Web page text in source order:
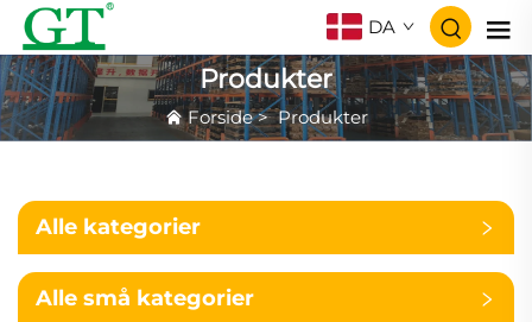
DA
Produkter
Forside>Produkter
Alle kategorier
Alle små kategorier